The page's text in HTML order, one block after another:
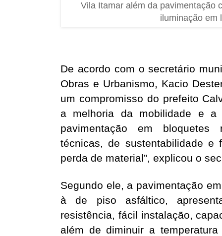
Vila Itamar além da pavimentação
iluminação em
De acordo com o secretário
Obras e Urbanismo, Kacio
um compromisso do prefeito
a melhoria da mobilidade e a
pavimentação em bloquetes
técnicas, de sustentabilidade e
perda de material”, explicou o
Segundo ele, a pavimentação
à de piso asfáltico,
resistência, fácil instalação,
além de diminuir a